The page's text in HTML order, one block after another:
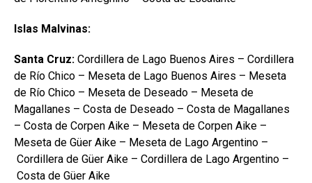
Islas Malvinas:
Santa Cruz: Cordillera de Lago Buenos Aires – Cordillera
de Río Chico – Meseta de Lago Buenos Aires – Meseta
de Río Chico – Meseta de Deseado – Meseta de
Magallanes – Costa de Deseado – Costa de Magallanes
– Costa de Corpen Aike – Meseta de Corpen Aike –
Meseta de Güer Aike – Meseta de Lago Argentino –
Cordillera de Güer Aike – Cordillera de Lago Argentino –
Costa de Güer Aike